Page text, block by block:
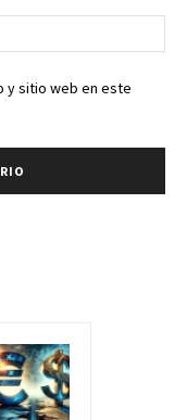
y sitio web en este